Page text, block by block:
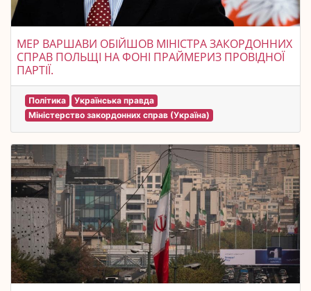
МЕР ВАРШАВИ ОБІЙШОВ МІНІСТРА ЗАКОРДОННИХ
СПРАВ ПОЛЬЩІ НА ФОНІ ПРАЙМЕРИЗ ПРОВІДНОЇ
ПАРТІЇ.
Політика
Українська правда
Міністерство закордонних справ (Україна)